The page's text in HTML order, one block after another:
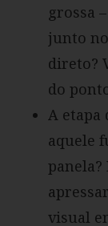
grossa
junto
direto?
do
A etapa
aquele
panela?
visual